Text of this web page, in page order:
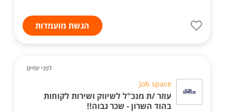
הגשת מועמדות
לפני יומיים
Job space
עוזר /ת מנכ"ל לשיווק ושירות לקוחות
בהוד השרון - שכר גבוה!!